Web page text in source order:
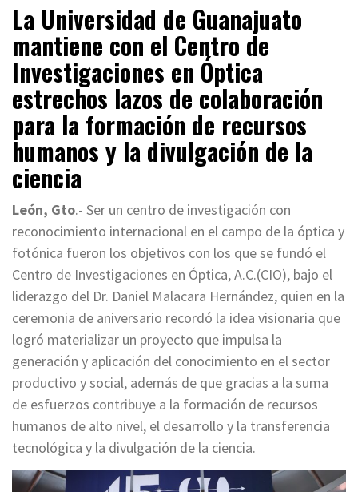
La Universidad de Guanajuato
mantiene con el Centro de
Investigaciones en Óptica
estrechos lazos de colaboración
para la formación de recursos
humanos y la divulgación de la
ciencia
León, Gto.- Ser un centro de investigación con
reconocimiento internacional en el campo de la óptica y
fotónica fueron los objetivos con los que se fundó el
Centro de Investigaciones en Óptica, A.C.(CIO), bajo el
liderazgo del Dr. Daniel Malacara Hernández, quien en la
ceremonia de aniversario recordó la idea visionaria que
logró materializar un proyecto que impulsa la
generación y aplicación del conocimiento en el sector
productivo y social, además de que gracias a la suma
de esfuerzos contribuye a la formación de recursos
humanos de alto nivel, el desarrollo y la transferencia
tecnológica y la divulgación de la ciencia.